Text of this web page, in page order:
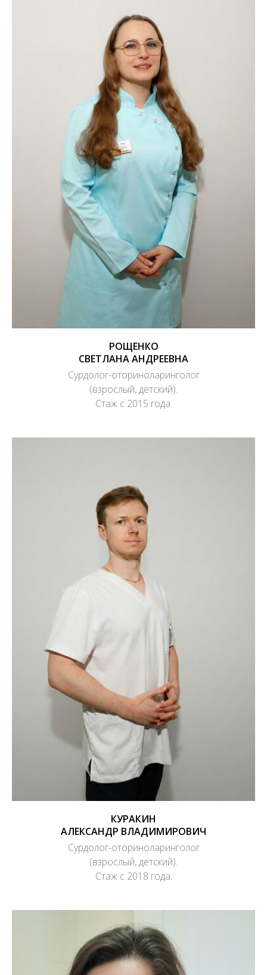
РОЩЕНКО
СВЕТЛАНА АНДРЕЕВНА
Сурдолог-оториноларинголог
(взрослый, детский).
Стаж с 2015 года.
КУРАКИН
АЛЕКСАНДР ВЛАДИМИРОВИЧ
Сурдолог-оториноларинголог
(взрослый, детский).
Стаж с 2018 года.